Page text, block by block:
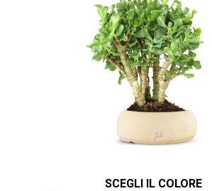
SCEGLI IL COLORE